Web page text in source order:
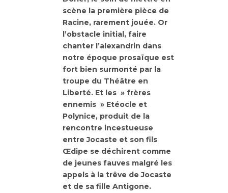
scène la première pièce de
Racine, rarement jouée. Or
l’obstacle initial, faire
chanter l’alexandrin dans
notre époque prosaïque est
fort bien surmonté par la
troupe du Théâtre en
Liberté. Et les » frères
ennemis » Etéocle et
Polynice, produit de la
rencontre incestueuse
entre Jocaste et son fils
Œdipe se déchirent comme
de jeunes fauves malgré les
appels à la trêve de Jocaste
et de sa fille Antigone.